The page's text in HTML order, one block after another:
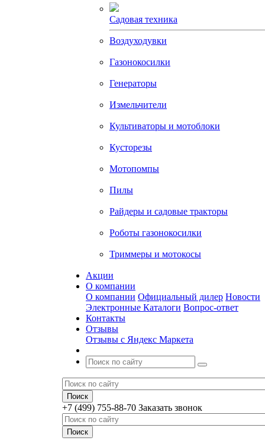
Садовая техника
Воздуходувки
Газонокосилки
Генераторы
Измельчители
Культиваторы и мотоблоки
Кусторезы
Мотопомпы
Пилы
Райдеры и садовые тракторы
Роботы газонокосилки
Триммеры и мотокосы
Акции
О компании
О компании Официальный дилер Новости
Электронные Каталоги Вопрос-ответ
Контакты
Отзывы
Отзывы с Яндекс Маркета
+7 (499) 755-88-70 Заказать звонок